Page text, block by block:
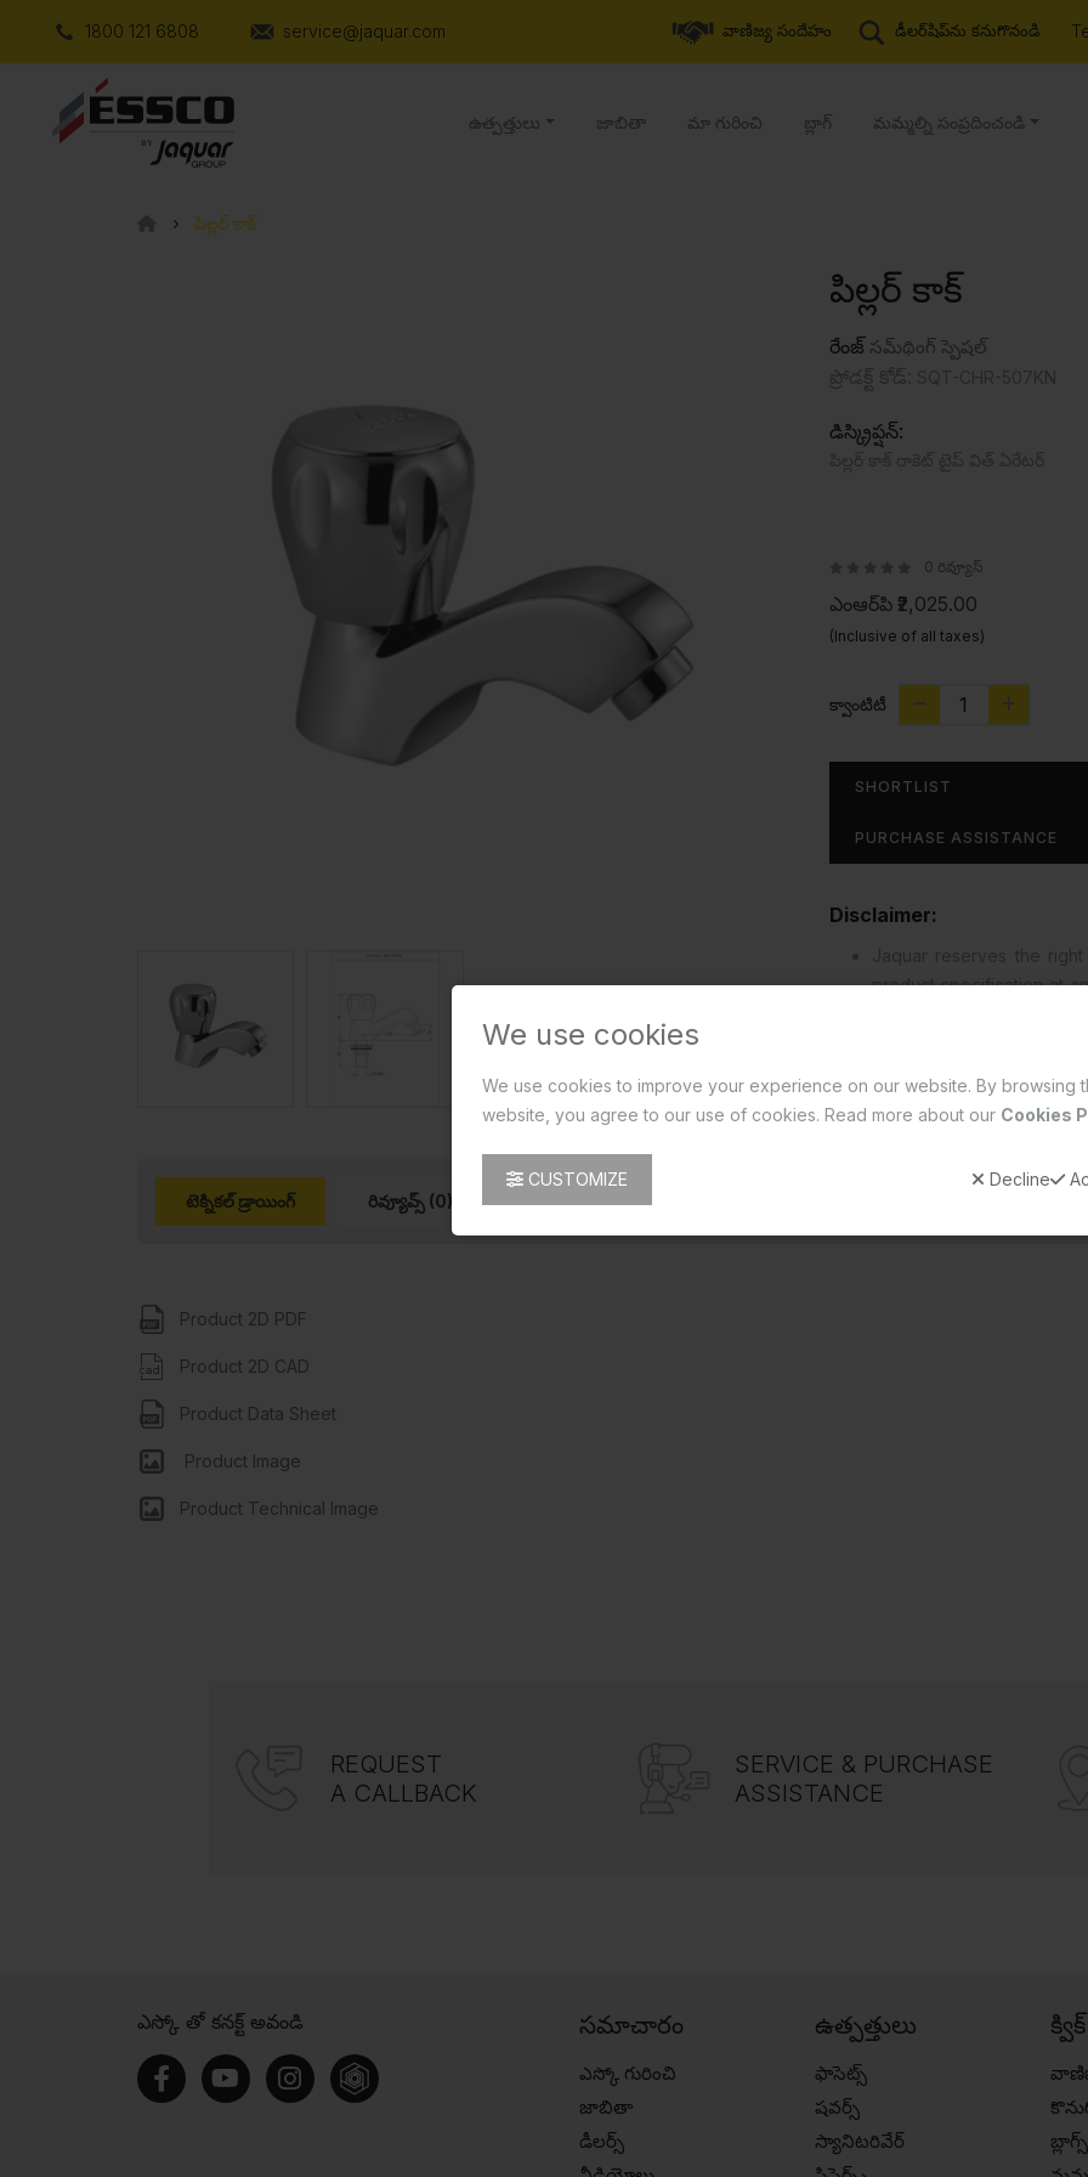
We use cookies
We use cookies to improve your experience on our website. By browsing
website, you agree to our use of cookies. Read more about our Cookies
CUSTOMIZE Decline
1800 121 6808 service@jaquar.com వాణిజ్య సందేహం డీలర్‌షిప్‌ను కనుగొనండి
ఉత్పత్తులు జాబితా మా గురించి బ్లాగ్ మమ్మల్ని సంప్రదించండి
పిల్లర్ కాక్
పిల్లర్ కాక్
రేంజ్ సమ్‌థింగ్ స్పెషల్
డిస్క్రిప్షన్:
0 రివ్యూస్
ఎంఆర్‌పి ₹2,025.00
(Inclusive of all taxes)
క్వాంటిటీ
SHORTLIST
PURCHASE ASSISTANCE
Disclaimer:
product specification at
effected in design,
టెక్నికల్ డ్రాయింగ్ రివ్యూవ్స్ (0)
Product 2D PDF
Product 2D CAD
Product Data Sheet
Product Image
Product Technical Image
REQUEST
A CALLBACK
SERVICE & PURCHASE
ASSISTANCE
ఎస్కో తో కనక్ట్ అవండి సమాచారం
ఎస్కో గురించి
జాబితా
డీలర్స్
ఉత్పత్తులు
ఫాసెట్స్
షవర్స్
స్యానిటరివేర్
బ్లాగ్స్